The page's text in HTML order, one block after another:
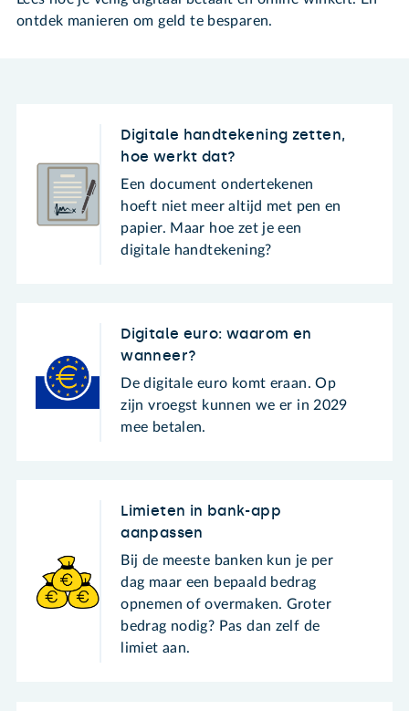
ontdek manieren om geld te besparen.
Digitale handtekening zetten,
hoe werkt dat?
Een document ondertekenen
hoeft niet meer altijd met pen en
papier. Maar hoe zet je een
digitale handtekening?
Digitale euro: waarom en
wanneer?
De digitale euro komt eraan. Op
zijn vroegst kunnen we er in 2029
mee betalen.
Limieten in bank-app
aanpassen
Bij de meeste banken kun je per
dag maar een bepaald bedrag
opnemen of overmaken. Groter
bedrag nodig? Pas dan zelf de
limiet aan.